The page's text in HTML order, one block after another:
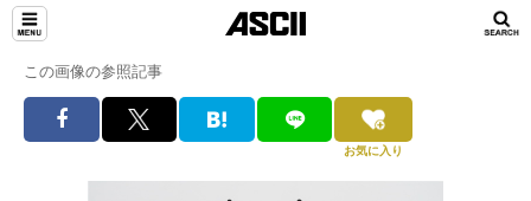
この画像の参照記事
お気に入り